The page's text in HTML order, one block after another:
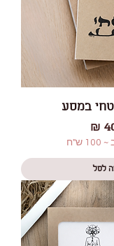
במסע
לסל